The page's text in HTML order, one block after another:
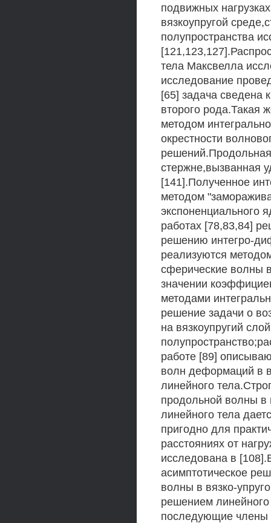
подвижных
вязкоупругой
полупространства
тела Максвелла
исследование
[65] задача сведена
второго рода.Такая
методом
окрестности
стержне,вызванная
[141].Полученное
методом
экспоненциального
работах [78,83,84]
решению интегро-
реализуются
сферические волны
значении
методами
решение задачи о
на вязкоупругий
работе [89]
волн деформаций в
линейного
продольной волны в
линейного тела
пригодно для
расстояниях от
исследована в
асимптотическое
волны в вязко-
решением линейного
последующие члены